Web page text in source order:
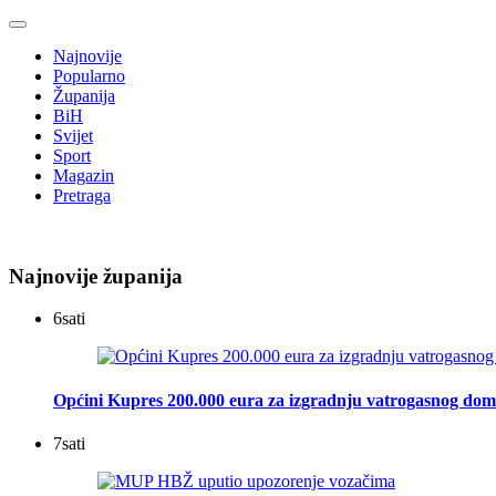
Najnovije
Popularno
Županija
BiH
Svijet
Sport
Magazin
Pretraga
Najnovije županija
6sati
Općini Kupres 200.000 eura za izgradnju vatrogasnog
7sati